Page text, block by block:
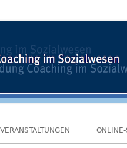
VERANSTALTUNGEN